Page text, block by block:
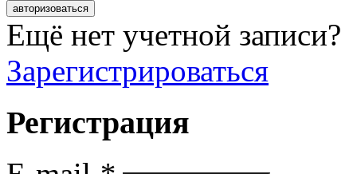
авторизоваться
Ещё нет учетной записи?
Зарегистрироваться
Регистрация